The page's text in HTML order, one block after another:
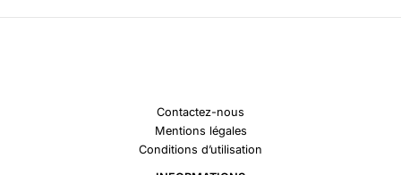
Contactez-nous
Mentions légales
Conditions d’utilisation